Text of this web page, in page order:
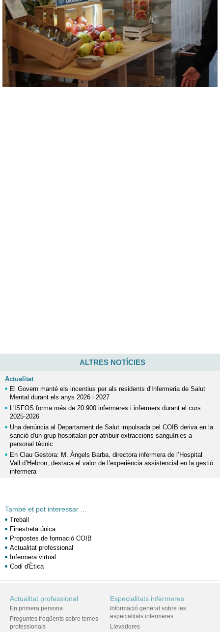
ALTRES NOTÍCIES
Actualitat
El Govern manté els incentius per als residents d'Infermeria de Salut
Mental durant els anys 2026 i 2027
L'ISFOS forma més de 20.900 infermeres i infermers durant el curs
2025-2026
Una denúncia al Departament de Salut impulsada pel COIB deriva en la
sanció d'un grup hospitalari per atribuir extraccions sanguínies a
personal tècnic
En Clau Gestora: M. Àngels Barba, directora infermera de l’Hospital
Vall d’Hebron, destaca el valor de l’experiència assistencial en la gestió
infermera
També et pot interessar ...
Treball
Finestreta única
Propostes de formació COIB
Actualitat professional
Infermera virtual
Codi d'Ètica
Actualitat professional
En primera persona
Preguntes freqüents sobre temes
professionals
Especialitats infermeres
Informació general sobre les
especialitats infermeres
Llevadores